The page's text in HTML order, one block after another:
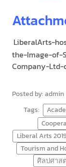
LiberalArts-
the-Image-of-
Company-Ltd-
Posted by: admin
Tags:
Liberal Arts
Tourism and
ศิลปศาส